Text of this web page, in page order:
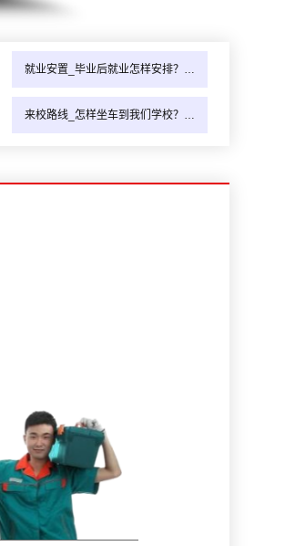
就业安置_毕业后就业怎样安排？…
来校路线_怎样坐车到我们学校？…